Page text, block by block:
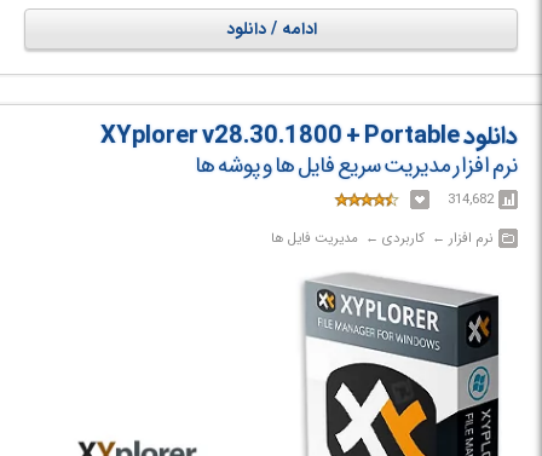
پشتیبانی از افزونه و... اشاره نمود. می توان گفت این نرم‌افزار یک جایگزین
قدرتمند برای Total Commander و دیگر نرم‌افزارهای مدیریت فایل مشابه است
و برای کاربرانی که به مدیریت فایل‌های خود به‌صورت حرفه‌ای و سریع نیاز دارند،
بسیار مفید است.
ادامه / دانلود
دانلود XYplorer v28.30.1800 + Portable
نرم افزار مدیریت سریع فایل ها و پوشه ها
314,682
نرم افزار‎ ← ‏ کاربردی‎ ← ‏ مدیریت فایل ها